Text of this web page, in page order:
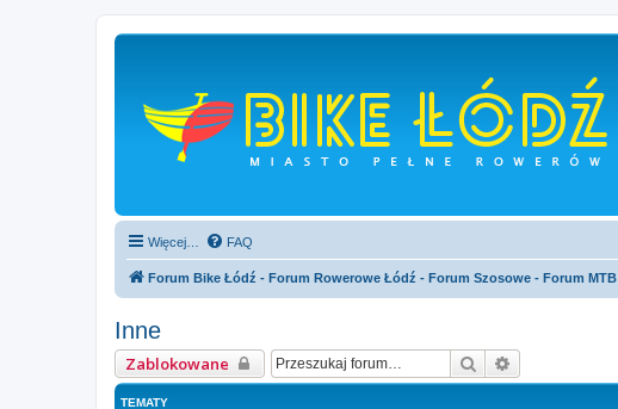
Więcej… FAQ
Forum Bike Łódź - Forum Rowerowe Łódź - Forum Szosowe - Forum MTB
Inne
Zablokowane Szukaj
TEMATY